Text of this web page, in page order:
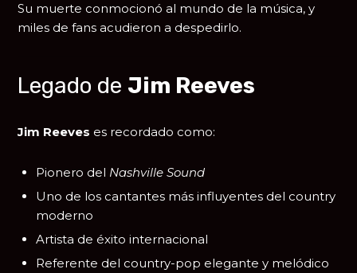
Su muerte conmocionó al mundo de la música, y
miles de fans acudieron a despedirlo.
Legado de Jim Reeves
Jim Reeves es recordado como:
Pionero del Nashville Sound
Uno de los cantantes más influyentes del country
moderno
Artista de éxito internacional
Referente del country-pop elegante y melódico